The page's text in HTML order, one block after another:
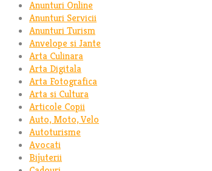
Anunturi Online
Anunturi Servicii
Anunturi Turism
Anvelope si Jante
Arta Culinara
Arta Digitala
Arta Fotografica
Arta si Cultura
Articole Copii
Auto, Moto, Velo
Autoturisme
Avocati
Bijuterii